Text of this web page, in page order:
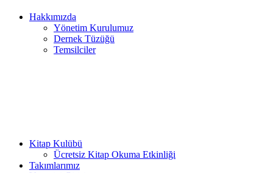
Hakkımızda
Yönetim Kurulumuz
Dernek Tüzüğü
Temsilciler
Kitap Kulübü
Ücretsiz Kitap Okuma Etkinliği
Takımlarımız